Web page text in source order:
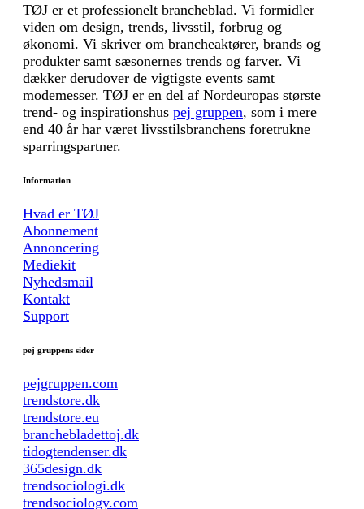
TØJ er et professionelt brancheblad. Vi formidler
viden om design, trends, livsstil, forbrug og
økonomi. Vi skriver om brancheaktører, brands og
produkter samt sæsonernes trends og farver. Vi
dækker derudover de vigtigste events samt
modemesser. TØJ er en del af Nordeuropas største
trend- og inspirationshus pej gruppen, som i mere
end 40 år har været livsstilsbranchens foretrukne
sparringspartner.
Information
Hvad er TØJ
Abonnement
Annoncering
Mediekit
Nyhedsmail
Kontakt
Support
pej gruppens sider
pejgruppen.com
trendstore.dk
trendstore.eu
branchebladettoj.dk
tidogtendenser.dk
365design.dk
trendsociologi.dk
trendsociology.com